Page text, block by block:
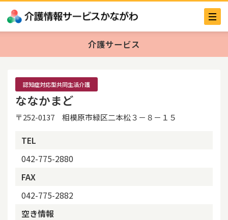
介護サービス
認知症対応型共同生活介護
ななかまど
〒252-0137 相模原市緑区二本松３－８－１５
TEL
042-775-2880
FAX
042-775-2882
空き情報